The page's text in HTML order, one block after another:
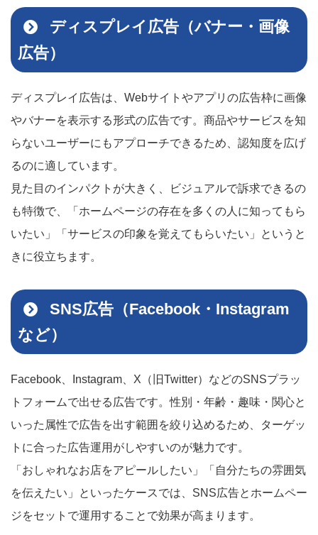
ディスプレイ広告（バナー・画像
広告）
ディスプレイ広告は、Webサイトやアプリの広告枠に画像
やバナーを表示する形式の広告です。商品やサービスを知
らないユーザーにもアプローチできるため、認知度を広げ
るのに適しています。
見た目のインパクトが大きく、ビジュアルで訴求できるの
も特徴で、「ホームページの存在を多くの人に知ってもら
いたい」「サービスの印象を覚えてもらいたい」というと
きに役立ちます。
SNS広告（Facebook・Instagram
など）
Facebook、Instagram、X（旧Twitter）などのSNSプラッ
トフォームで出せる広告です。性別・年齢・趣味・関心と
いった属性で広告を出す範囲を絞り込めるため、ターゲッ
トに合った広告運用がしやすいのが魅力です。
「おしゃれなお店をアピールしたい」「自分たちの雰囲気
を伝えたい」といったケースでは、SNS広告とホームペー
ジをセットで運用することで効果が高まります。